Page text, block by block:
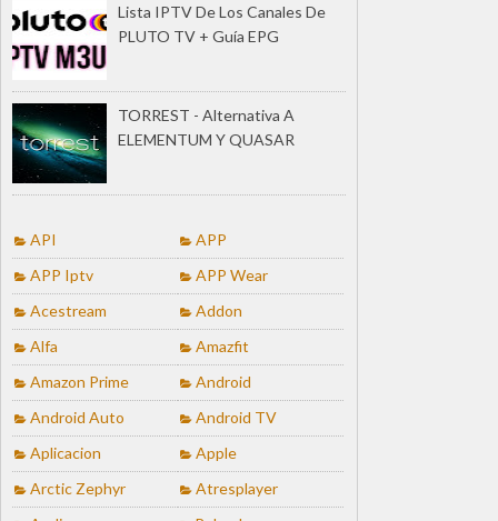
Lista IPTV De Los Canales De
PLUTO TV + Guía EPG
TORREST - Alternativa A
ELEMENTUM Y QUASAR
API
APP
APP Iptv
APP Wear
Acestream
Addon
Alfa
Amazfit
Amazon Prime
Android
Android Auto
Android TV
Aplicacion
Apple
Arctic Zephyr
Atresplayer